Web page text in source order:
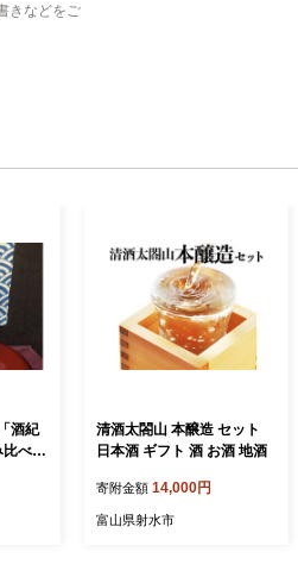
きなどをご
酒紀
比べ
酒
】
清酒太閤山 本醸造 セット
日本酒 ギフト 酒 お酒 地酒
寄附金額 14,000円
富山県射水市